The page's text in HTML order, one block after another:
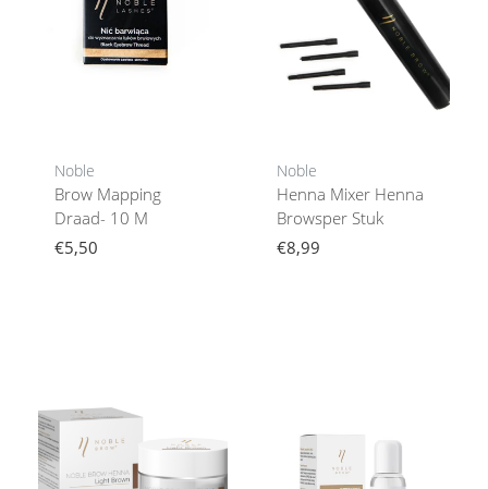
Noble
Brow Mapping
Draad- 10 M
€5,50
Noble
Henna Mixer Henna
Browsper Stuk
€8,99